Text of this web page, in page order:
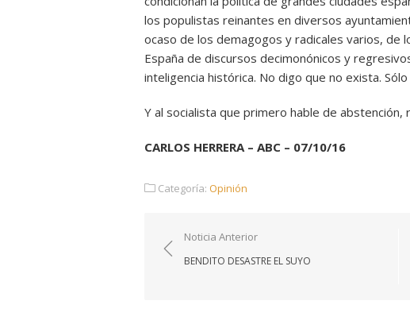
los populistas reinantes en diversos
ocaso de los demagogos y radicales varios, de
España de discursos decimonónicos y
inteligencia histórica. No digo que no exista.
Y al socialista que primero hable de abstención,
CARLOS HERRERA – ABC – 07/10/16
Categoría: Opinión
Navegación
de
Noticia Anterior
BENDITO DESASTRE EL SUYO